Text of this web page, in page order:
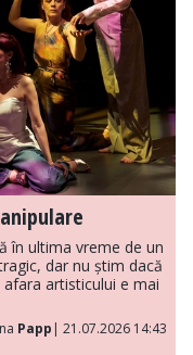
în ultima vreme de un
dar nu știm dacă
artisticului e mai
Papp | 21.07.2026 14:43